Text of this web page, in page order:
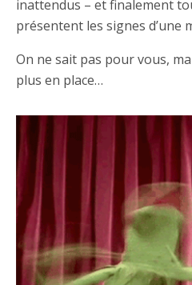
inattendus – et finalement
présentent les signes d’une
On ne sait pas pour vous,
plus en place…